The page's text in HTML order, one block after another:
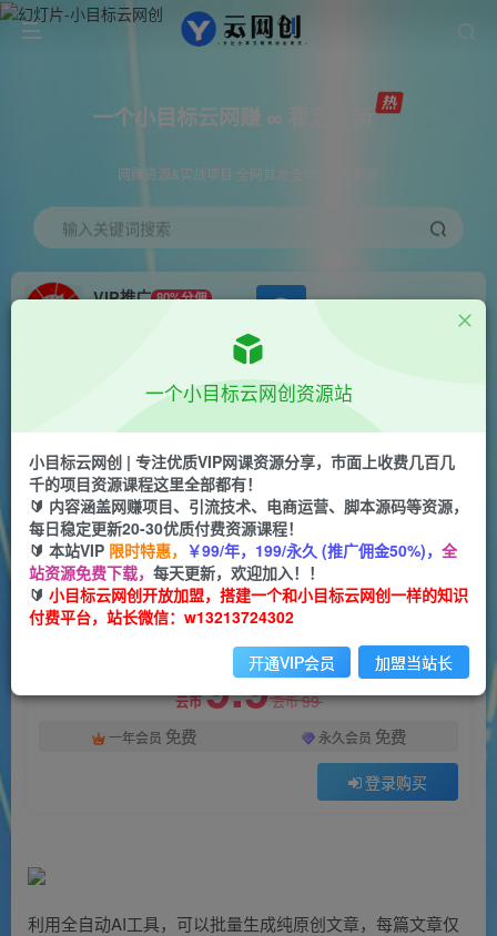
一个小目标云网赚 ∞ 稳定更新
网赚资源&实战项目 全网首发全年365天更新
输入关键词搜索
VIP推广 80%分佣
今日头条最新玩法全网首发，无脑复制粘贴 每天2
小时月入5000+，非常适合新手小白
一个小目标云网创
2年前更新
关注 私信
1483 122
此内容为付费阅读，请付费后查看
云币9.9云币99
一年会员 免费 永久会员 免费
登录购买
付费阅读
利用全自动AI工具，可以批量生成纯原创文章，每篇文章仅
一个小目标云网创资源站
小目标云网创 | 专注优质VIP网课资源分享，市面上收费几百几
千的项目资源课程这里全部都有！
🔰 内容涵盖网赚项目、引流技术、电商运营、脚本源码等资源，
每日稳定更新20-30优质付费资源课程！
🔰 本站VIP 限时特惠， ￥99/年，199/永久 (推广佣金50%)， 全
站资源免费下载， 每天更新，欢迎加入！！
🔰 小目标云网创开放加盟，搭建一个和小目标云网创一样的知识
付费平台，站长微信：w13213724302
开通VIP会员 加盟当站长